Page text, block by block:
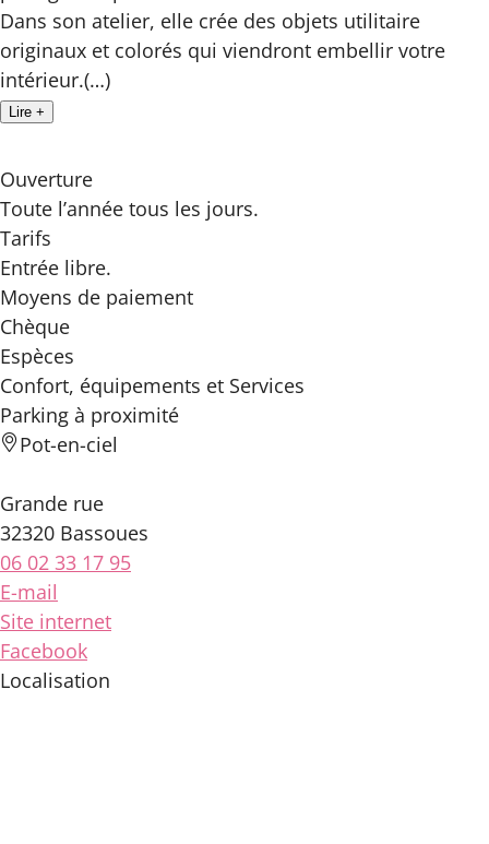
Dans son atelier, elle crée des objets utilitaire
originaux et colorés qui viendront embellir votre
intérieur.(…)
Lire +
Ouverture
Toute l’année tous les jours.
Tarifs
Entrée libre.
Moyens de paiement
Chèque
Espèces
Confort, équipements et Services
Parking à proximité
Pot-en-ciel
Grande rue
32320 Bassoues
06 02 33 17 95
E-mail
Site internet
Facebook
Localisation